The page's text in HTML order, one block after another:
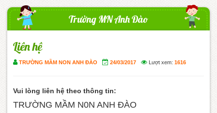
Trường MN Anh Đào
Liên hệ
TRƯỜNG MẦM NON ANH ĐÀO 24/03/2017 Lượt xem: 1616
Vui lòng liên hệ theo thông tin:
TRƯỜNG MẦM N0N ANH ĐÀO